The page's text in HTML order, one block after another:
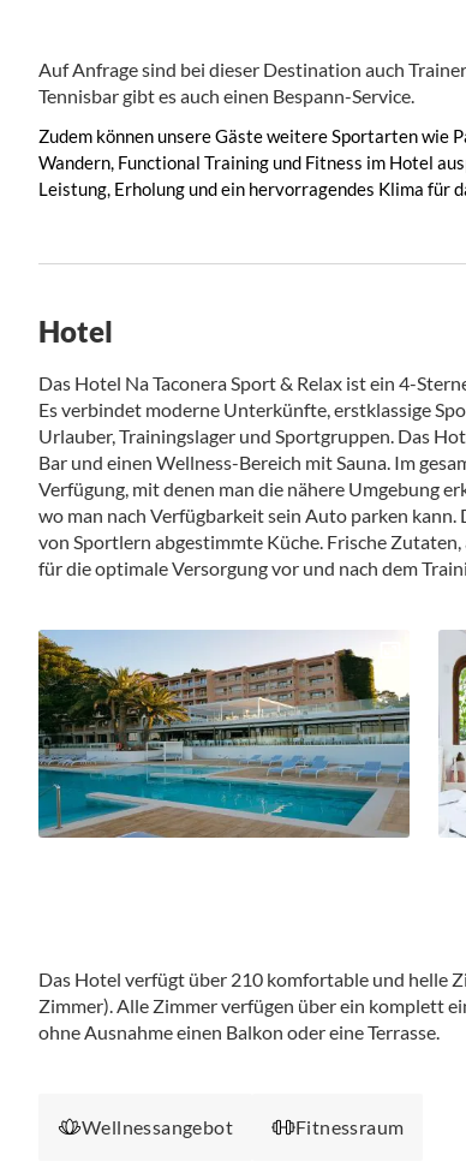
Auf Anfrage sind bei dieser Destination auch
Tennisbar gibt es auch einen Bespann-Service.
Zudem können unsere Gäste weitere Sportarten wie
Wandern, Functional Training und Fitness im Hotel
Leistung, Erholung und ein hervorragendes Klima für
Hotel
Das Hotel Na Taconera Sport & Relax ist ein 4-
Es verbindet moderne Unterkünfte, erstklassige
Urlauber, Trainingslager und Sportgruppen. Das
Bar und einen Wellness-Bereich mit Sauna. Im
Verfügung, mit denen man die nähere Umgebung
wo man nach Verfügbarkeit sein Auto parken
von Sportlern abgestimmte Küche. Frische
für die optimale Versorgung vor und nach dem
Das Hotel verfügt über 210 komfortable und helle
Zimmer). Alle Zimmer verfügen über ein komplett
ohne Ausnahme einen Balkon oder eine Terrasse.
Wellnessangebot Fitnessraum